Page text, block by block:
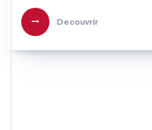
Decouvrir